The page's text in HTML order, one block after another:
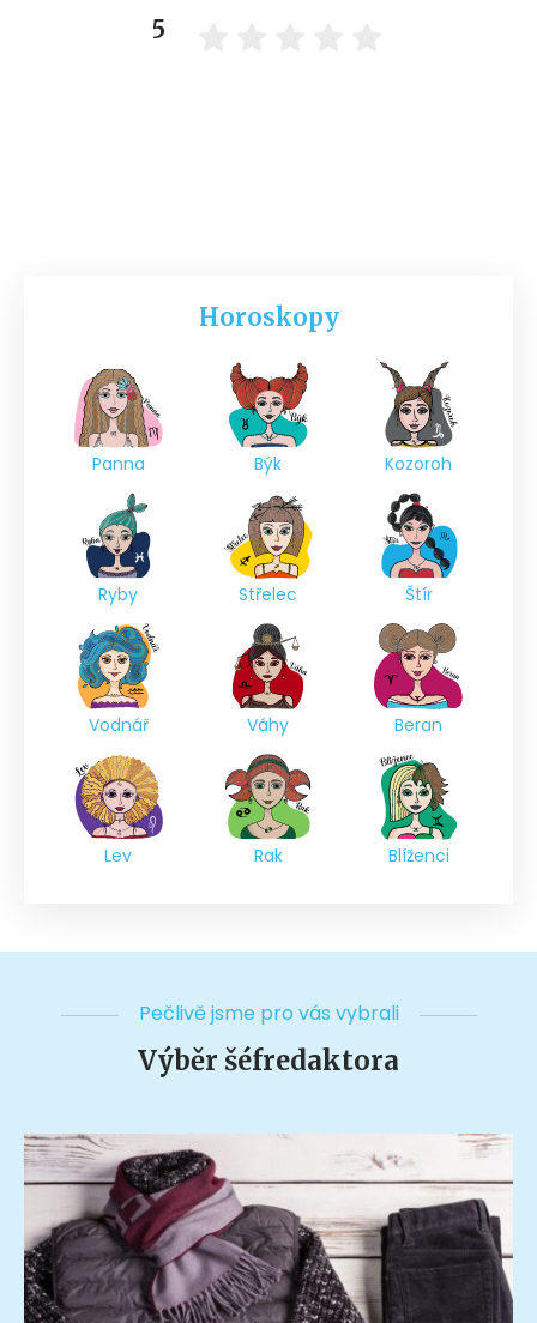
5
Horoskopy
Panna Býk Kozoroh
Ryby Střelec Štír
Vodnář Váhy Beran
Lev Rak Blíženci
Pečlivě jsme pro vás vybrali
Výběr šéfredaktora